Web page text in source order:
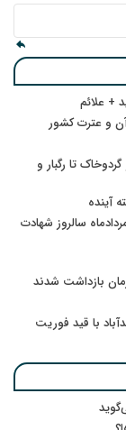
+ علائم
و عترت کشور
تا رگبار و
رئیس کل دادگستری استان کرمان به مناسبت ۱۷ مردادماه سالروز شهادت
با قید فوریت